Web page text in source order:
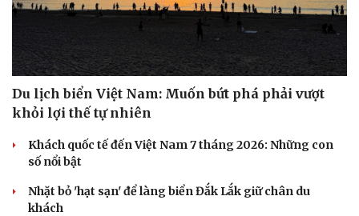
Doanh nghiệp
Thông tin doanh nghiệp
Doanh nhân
Vì cộng đồng
Công nghệ
Trải nghiệm
Du lịch biển Việt Nam: Muốn bứt phá phải vượt
khỏi lợi thế tự nhiên
Khách quốc tế đến Việt Nam 7 tháng 2026: Những con
số nổi bật
Nhặt bỏ 'hạt sạn' để làng biển Đắk Lắk giữ chân du
khách